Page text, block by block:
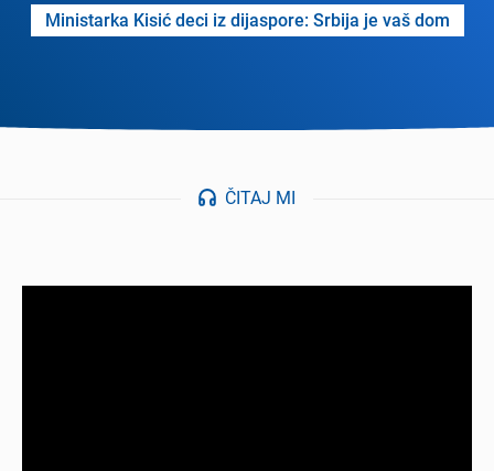
Ministarka Kisić dеci iz dijasporе: Srbija jе vaš dom
ČITAJ MI